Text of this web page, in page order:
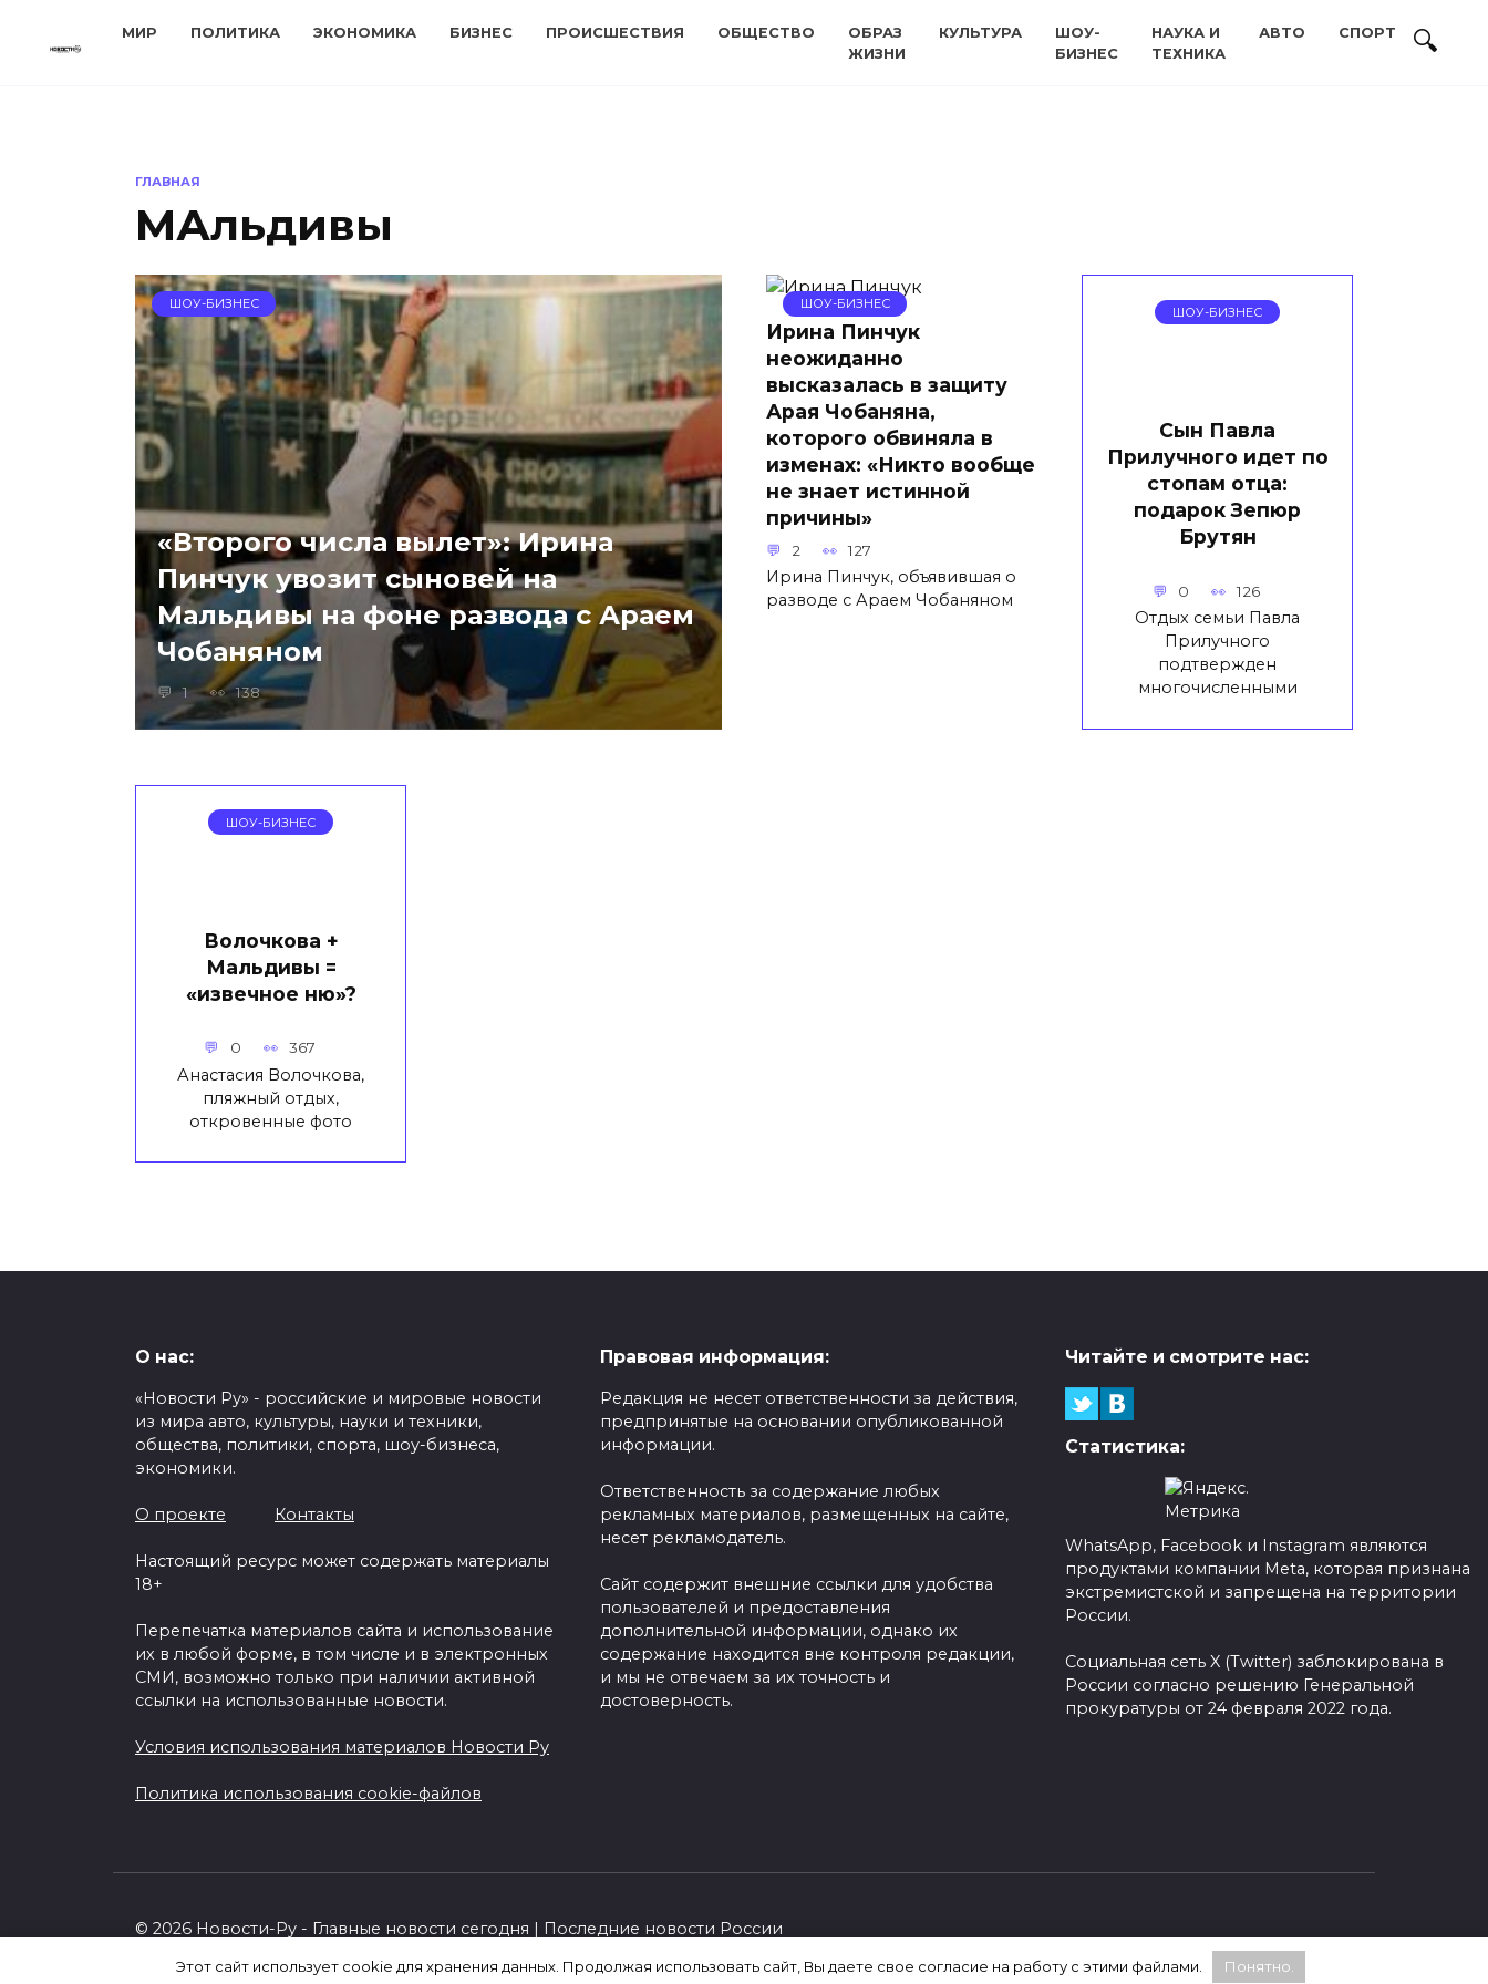
МИР ПОЛИТИКА ЭКОНОМИКА БИЗНЕС ПРОИСШЕСТВИЯ ОБЩЕСТВО
ОБРАЗ
ЖИЗНИ
КУЛЬТУРА
ШОУ-
БИЗНЕС
НАУКА И
ТЕХНИКА
АВТО СПОРТ
ГЛАВНАЯ
МАльдивы
ШОУ-БИЗНЕС
«Второго числа вылет»: Ирина
Пинчук увозит сыновей на
Мальдивы на фоне развода с Араем
Чобаняном
1 138
ШОУ-БИЗНЕС
Ирина Пинчук
неожиданно
высказалась в защиту
Арая Чобаняна,
которого обвиняла в
изменах: «Никто вообще
не знает истинной
причины»
2 127
Ирина Пинчук, объявившая о
разводе с Араем Чобаняном
ШОУ-БИЗНЕС
Сын Павла
Прилучного идет по
стопам отца:
подарок Зепюр
Брутян
0 126
Отдых семьи Павла
Прилучного
подтвержден
многочисленными
ШОУ-БИЗНЕС
Волочкова +
Мальдивы =
«извечное ню»?
0 367
Анастасия Волочкова,
пляжный отдых,
откровенные фото
О нас:
«Новости Ру» - российские и мировые новости
из мира авто, культуры, науки и техники,
общества, политики, спорта, шоу-бизнеса,
экономики.
О проекте Контакты
Настоящий ресурс может содержать материалы
18+
Перепечатка материалов сайта и использование
их в любой форме, в том числе и в электронных
СМИ, возможно только при наличии активной
ссылки на использованные новости.
Условия использования материалов Новости Ру
Политика использования cookie-файлов
Правовая информация:
Редакция не несет ответственности за действия,
предпринятые на основании опубликованной
информации.
Ответственность за содержание любых
рекламных материалов, размещенных на сайте,
несет рекламодатель.
Сайт содержит внешние ссылки для удобства
пользователей и предоставления
дополнительной информации, однако их
содержание находится вне контроля редакции,
и мы не отвечаем за их точность и
достоверность.
Читайте и смотрите нас:
Статистика:
WhatsApp, Facebook и Instagram являются
продуктами компании Meta, которая признана
экстремистской и запрещена на территории
России.
Социальная сеть X (Twitter) заблокирована в
России согласно решению Генеральной
прокуратуры от 24 февраля 2022 года.
© 2026 Новости-Ру - Главные новости сегодня | Последние новости России
Этот сайт использует cookie для хранения данных. Продолжая использовать сайт, Вы даете свое согласие на работу с этими файлами. Понятно.